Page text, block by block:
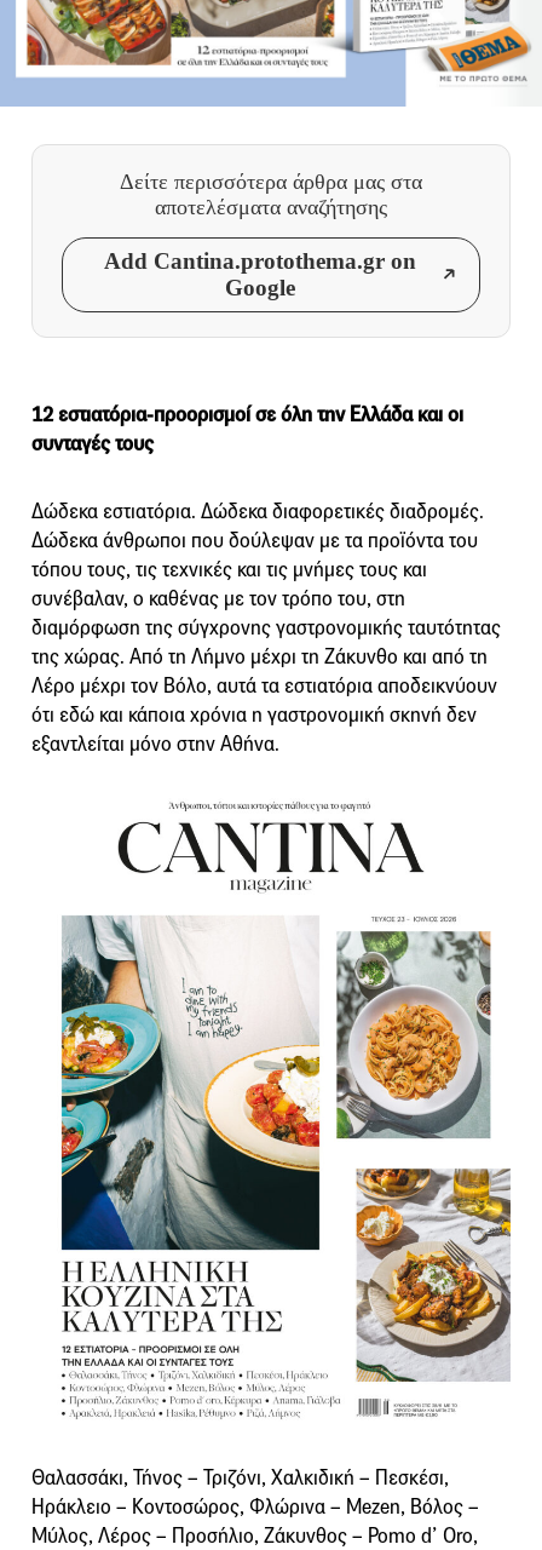
Δείτε περισσότερα άρθρα μας στα
αποτελέσματα αναζήτησης
Add Cantina.protothema.gr on
Google
12 εστιατόρια-προορισμοί σε όλη την Ελλάδα και οι
συνταγές τους
Δώδεκα εστιατόρια. Δώδεκα διαφορετικές διαδρομές.
Δώδεκα άνθρωποι που δούλεψαν με τα προϊόντα του
τόπου τους, τις τεχνικές και τις μνήμες τους και
συνέβαλαν, ο καθένας με τον τρόπο του, στη
διαμόρφωση της σύγχρονης γαστρονομικής ταυτότητας
της χώρας. Από τη Λήμνο μέχρι τη Ζάκυνθο και από τη
Λέρο μέχρι τον Βόλο, αυτά τα εστιατόρια αποδεικνύουν
ότι εδώ και κάποια χρόνια η γαστρονομική σκηνή δεν
εξαντλείται μόνο στην Αθήνα.
Θαλασσάκι, Τήνος – Τριζόνι, Χαλκιδική – Πεσκέσι,
Ηράκλειο – Κοντοσώρος, Φλώρινα – Mezen, Βόλος –
Μύλος, Λέρος – Προσήλιο, Ζάκυνθος – Pomo d’ Oro,